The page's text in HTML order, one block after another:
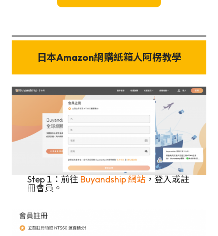
日本Amazon網購紙箱人阿楞教學
Step 1：前往 Buyandship 網站 ，登入或註
冊會員。